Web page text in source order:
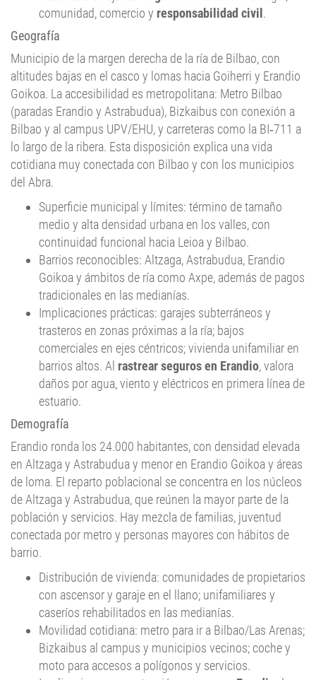
Geografía
Municipio de la margen derecha de la ría de Bilbao, con
altitudes bajas en el casco y lomas hacia Goiherri y Erandio
Goikoa. La accesibilidad es metropolitana: Metro Bilbao
(paradas Erandio y Astrabudua), Bizkaibus con conexión a
Bilbao y al campus UPV/EHU, y carreteras como la BI‑711 a
lo largo de la ribera. Esta disposición explica una vida
cotidiana muy conectada con Bilbao y con los municipios
del Abra.
Superficie municipal y límites: término de tamaño
medio y alta densidad urbana en los valles, con
continuidad funcional hacia Leioa y Bilbao.
Barrios reconocibles: Altzaga, Astrabudua, Erandio
Goikoa y ámbitos de ría como Axpe, además de pagos
tradicionales en las medianías.
Implicaciones prácticas: garajes subterráneos y
trasteros en zonas próximas a la ría; bajos
comerciales en ejes céntricos; vivienda unifamiliar en
barrios altos. Alrastrear seguros en Erandio, valora
daños por agua, viento y eléctricos en primera línea de
estuario.
Demografía
Erandio ronda los 24.000 habitantes, con densidad elevada
en Altzaga y Astrabudua y menor en Erandio Goikoa y áreas
de loma. El reparto poblacional se concentra en los núcleos
de Altzaga y Astrabudua, que reúnen la mayor parte de la
población y servicios. Hay mezcla de familias, juventud
conectada por metro y personas mayores con hábitos de
barrio.
Distribución de vivienda: comunidades de propietarios
con ascensor y garaje en el llano; unifamiliares y
caseríos rehabilitados en las medianías.
Movilidad cotidiana: metro para ir a Bilbao/Las Arenas;
Bizkaibus al campus y municipios vecinos; coche y
moto para accesos a polígonos y servicios.
Implicaciones en protección:seguro en Erandio
de